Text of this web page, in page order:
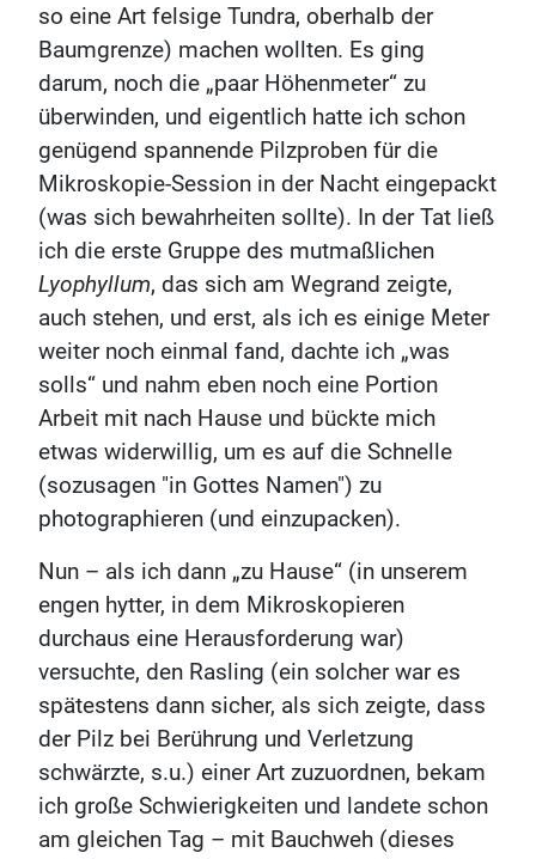
so eine Art felsige Tundra, oberhalb der
Baumgrenze) machen wollten. Es ging
darum, noch die „paar Höhenmeter“ zu
überwinden, und eigentlich hatte ich schon
genügend spannende Pilzproben für die
Mikroskopie-Session in der Nacht eingepackt
(was sich bewahrheiten sollte). In der Tat ließ
ich die erste Gruppe des mutmaßlichen
Lyophyllum, das sich am Wegrand zeigte,
auch stehen, und erst, als ich es einige Meter
weiter noch einmal fand, dachte ich „was
solls“ und nahm eben noch eine Portion
Arbeit mit nach Hause und bückte mich
etwas widerwillig, um es auf die Schnelle
(sozusagen "in Gottes Namen") zu
photographieren (und einzupacken).
Nun – als ich dann „zu Hause“ (in unserem
engen hytter, in dem Mikroskopieren
durchaus eine Herausforderung war)
versuchte, den Rasling (ein solcher war es
spätestens dann sicher, als sich zeigte, dass
der Pilz bei Berührung und Verletzung
schwärzte, s.u.) einer Art zuzuordnen, bekam
ich große Schwierigkeiten und landete schon
am gleichen Tag – mit Bauchweh (dieses